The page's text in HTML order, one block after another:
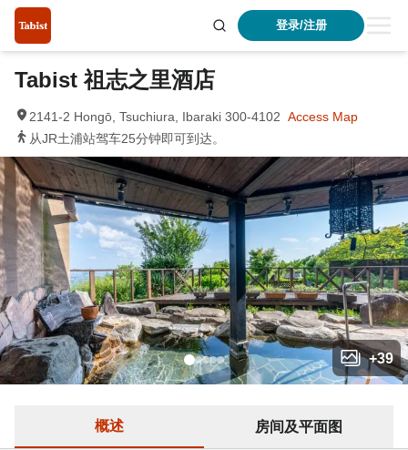
登录/注册
+39
Tabist 祖志之里酒店
2141-2 Hongō, Tsuchiura, Ibaraki 300-4102 Access Map
从JR土浦站驾车25分钟即可到达。
概述 房间及平面图